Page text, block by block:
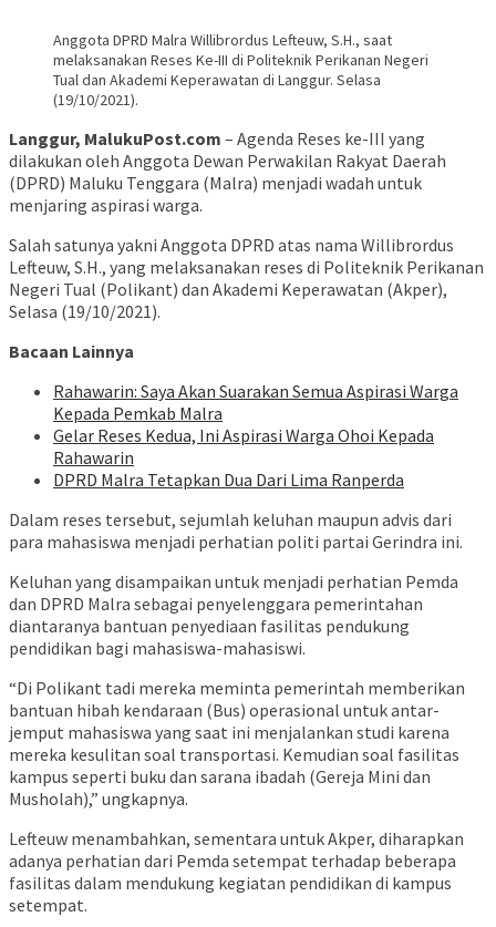
Anggota DPRD Malra Willibrordus Lefteuw, S.H., saat
melaksanakan Reses Ke-III di Politeknik Perikanan Negeri
Tual dan Akademi Keperawatan di Langgur. Selasa
(19/10/2021).
Langgur, MalukuPost.com – Agenda Reses ke-III yang
dilakukan oleh Anggota Dewan Perwakilan Rakyat Daerah
(DPRD) Maluku Tenggara (Malra) menjadi wadah untuk
menjaring aspirasi warga.
Salah satunya yakni Anggota DPRD atas nama Willibrordus
Lefteuw, S.H., yang melaksanakan reses di Politeknik Perikanan
Negeri Tual (Polikant) dan Akademi Keperawatan (Akper),
Selasa (19/10/2021).
Bacaan Lainnya
Rahawarin: Saya Akan Suarakan Semua Aspirasi Warga
Kepada Pemkab Malra
Gelar Reses Kedua, Ini Aspirasi Warga Ohoi Kepada
Rahawarin
DPRD Malra Tetapkan Dua Dari Lima Ranperda
Dalam reses tersebut, sejumlah keluhan maupun advis dari
para mahasiswa menjadi perhatian politi partai Gerindra ini.
Keluhan yang disampaikan untuk menjadi perhatian Pemda
dan DPRD Malra sebagai penyelenggara pemerintahan
diantaranya bantuan penyediaan fasilitas pendukung
pendidikan bagi mahasiswa-mahasiswi.
“Di Polikant tadi mereka meminta pemerintah memberikan
bantuan hibah kendaraan (Bus) operasional untuk antar-
jemput mahasiswa yang saat ini menjalankan studi karena
mereka kesulitan soal transportasi. Kemudian soal fasilitas
kampus seperti buku dan sarana ibadah (Gereja Mini dan
Musholah),” ungkapnya.
Lefteuw menambahkan, sementara untuk Akper, diharapkan
adanya perhatian dari Pemda setempat terhadap beberapa
fasilitas dalam mendukung kegiatan pendidikan di kampus
setempat.